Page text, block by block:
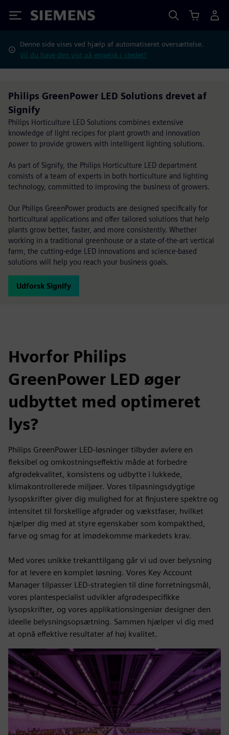
Siemens
Denne side vises ved hjælp af automatiseret oversættelse.
Vil du have den vist på engelsk i stedet?
Philips GreenPower LED Solutions drevet af
Signify
Philips Horticulture LED Solutions combines extensive
knowledge of light recipes for plant growth and innovation
power to provide growers with intelligent lighting solutions.
As part of Signify, the Philips Horticulture LED department
consists of a team of experts in both horticulture and lighting
technology, committed to improving the business of growers.
Our Philips GreenPower products are designed specifically for
horticultural applications and offer tailored solutions that help
plants grow better, faster, and more consistently. Whether
working in a traditional greenhouse or a state-of-the-art vertical
farm, the cutting-edge LED innovations and science-based
solutions will help you reach your business goals.
Udforsk Signify
Hvorfor Philips
GreenPower LED øger
udbyttet med optimeret
lys?
Philips GreenPower LED-løsninger tilbyder avlere en
fleksibel og omkostningseffektiv måde at forbedre
afgrødekvalitet, konsistens og udbytte i lukkede,
klimakontrollerede miljøer. Vores tilpasningsdygtige
lysopskrifter giver dig mulighed for at finjustere spektre og
intensitet til forskellige afgrøder og vækstfaser, hvilket
hjælper dig med at styre egenskaber som kompakthed,
farve og smag for at imødekomme markedets krav.
Med vores unikke trekanttilgang går vi ud over belysning
for at levere en komplet løsning. Vores Key Account
Manager tilpasser LED-strategien til dine forretningsmål,
vores plantespecialist udvikler afgrødespecifikke
lysopskrifter, og vores applikationsingeniør designer den
ideelle belysningsopsætning. Sammen hjælper vi dig med
at opnå effektive resultater af høj kvalitet.